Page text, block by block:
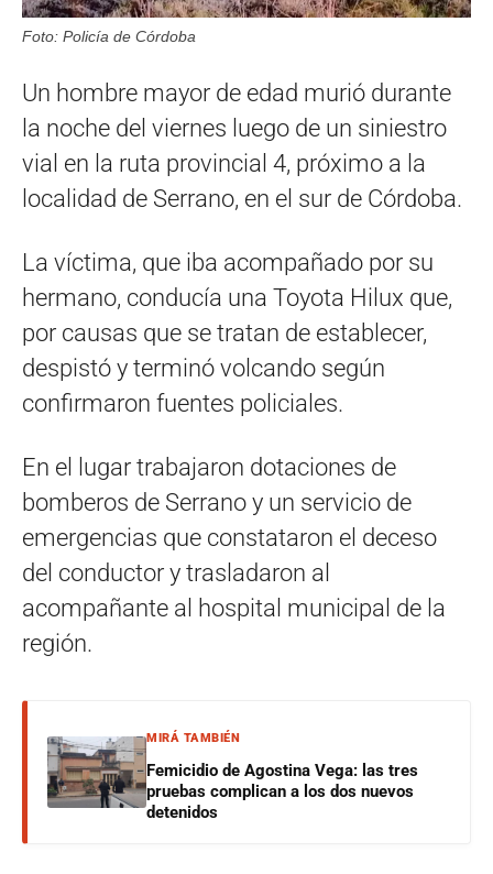
Foto: Policía de Córdoba
Un hombre mayor de edad murió durante
la noche del viernes luego de un siniestro
vial en la ruta provincial 4, próximo a la
localidad de Serrano, en el sur de Córdoba.
La víctima, que iba acompañado por su
hermano, conducía una Toyota Hilux que,
por causas que se tratan de establecer,
despistó y terminó volcando según
confirmaron fuentes policiales.
En el lugar trabajaron dotaciones de
bomberos de Serrano y un servicio de
emergencias que constataron el deceso
del conductor y trasladaron al
acompañante al hospital municipal de la
región.
MIRÁ TAMBIÉN
Femicidio de Agostina Vega: las tres
pruebas complican a los dos nuevos
detenidos